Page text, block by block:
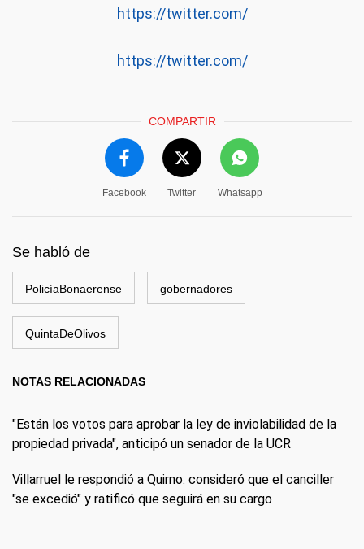
https://twitter.com/
https://twitter.com/
COMPARTIR
Facebook Twitter Whatsapp
Se habló de
PolicíaBonaerense gobernadores
QuintaDeOlivos
NOTAS RELACIONADAS
"Están los votos para aprobar la ley de inviolabilidad de la
propiedad privada", anticipó un senador de la UCR
Villarruel le respondió a Quirno: consideró que el canciller
"se excedió" y ratificó que seguirá en su cargo